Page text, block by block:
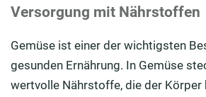
Versorgung mit Nährstoffen
Gemüse ist einer der wichtigsten
gesunden Ernährung. In Gemüse
wertvolle Nährstoffe, die der Körper